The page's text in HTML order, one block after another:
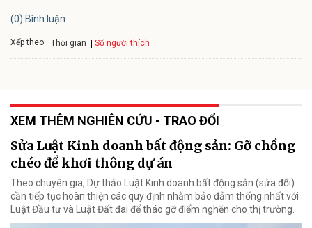
(0) Bình luận
Xếp theo: Thời gian Số người thích
XEM THÊM NGHIÊN CỨU - TRAO ĐỔI
Sửa Luật Kinh doanh bất động sản: Gỡ chồng
chéo để khơi thông dự án
Theo chuyên gia, Dự thảo Luật Kinh doanh bất động sản (sửa đổi)
cần tiếp tục hoàn thiện các quy định nhằm bảo đảm thống nhất với
Luật Đầu tư và Luật Đất đai để tháo gỡ điểm nghẽn cho thị trường.